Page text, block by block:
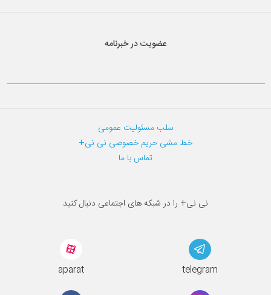
عضویت در خبرنامه
سلب مسئولیت عمومی
خط مشی حریم خصوصی نی نی+
تماس با ما
نی نی+ را در شبکه های اجتماعی دنبال کنید
aparat telegram